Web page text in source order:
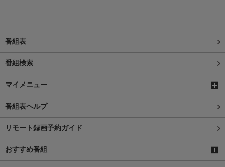
番組表
番組検索
マイメニュー
番組表ヘルプ
リモート録画予約ガイド
おすすめ番組